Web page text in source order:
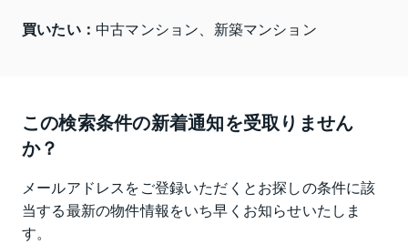
買いたい： 中古マンション、新築マンション
この検索条件の新着通知を受取りません
か？
メールアドレスをご登録いただくとお探しの条件に該
当する最新の物件情報をいち早くお知らせいたしま
す。